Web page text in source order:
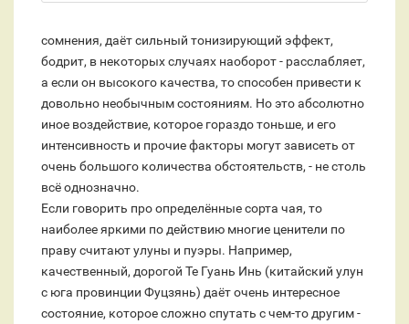
сомнения, даёт сильный тонизирующий эффект,
бодрит, в некоторых случаях наоборот - расслабляет,
а если он высокого качества, то способен привести к
довольно необычным состояниям. Но это абсолютно
иное воздействие, которое гораздо тоньше, и его
интенсивность и прочие факторы могут зависеть от
очень большого количества обстоятельств, - не столь
всё однозначно.
Если говорить про определённые сорта чая, то
наиболее яркими по действию многие ценители по
праву считают улуны и пуэры. Например,
качественный, дорогой Те Гуань Инь (китайский улун
с юга провинции Фуцзянь) даёт очень интересное
состояние, которое сложно спутать с чем-то другим -